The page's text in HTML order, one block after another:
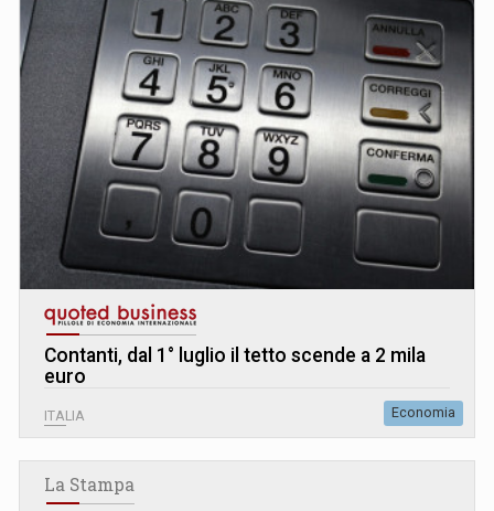
Contanti, dal 1° luglio il tetto scende a 2 mila
euro
ITALIA Economia
La Stampa